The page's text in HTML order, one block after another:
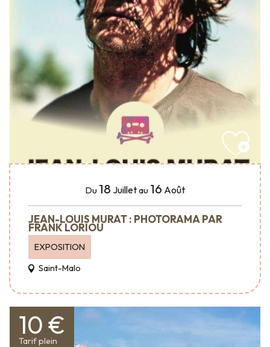
Du 18 Juilletau 16 Août
JEAN-LOUIS MURAT : PHOTORAMA PAR
FRANK LORIOU
EXPOSITION
Saint-Malo
10 €
Tarif plein